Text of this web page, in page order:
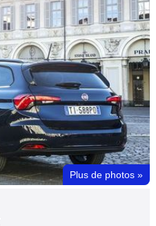
Plus de photos »